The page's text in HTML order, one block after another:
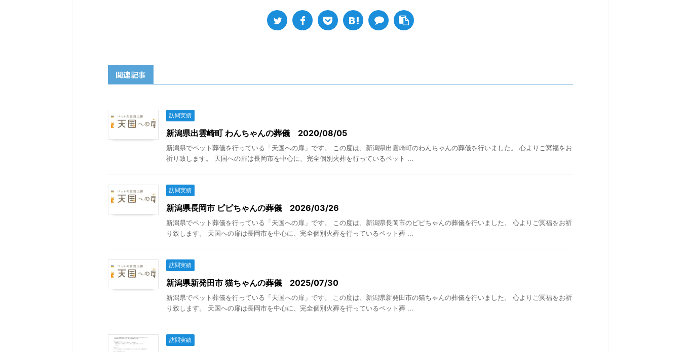
関連記事
訪問実績
新潟県出雲崎町 わんちゃんの葬儀 2020/08/05
新潟県でペット葬儀を行っている「天国への扉」です。 この度は、新潟県出雲崎町のわんちゃんの葬儀を行いました。 心よりご冥福をお
祈り致します。 天国への扉は長岡市を中心に、完全個別火葬を行っているペット ...
訪問実績
新潟県長岡市 ピピちゃんの葬儀 2026/03/26
新潟県でペット葬儀を行っている「天国への扉」です。 この度は、新潟県長岡市のピピちゃんの葬儀を行いました。 心よりご冥福をお祈
り致します。 天国への扉は長岡市を中心に、完全個別火葬を行っているペット葬 ...
訪問実績
新潟県新発田市 猫ちゃんの葬儀 2025/07/30
新潟県でペット葬儀を行っている「天国への扉」です。 この度は、新潟県新発田市の猫ちゃんの葬儀を行いました。 心よりご冥福をお祈
り致します。 天国への扉は長岡市を中心に、完全個別火葬を行っているペット葬 ...
訪問実績